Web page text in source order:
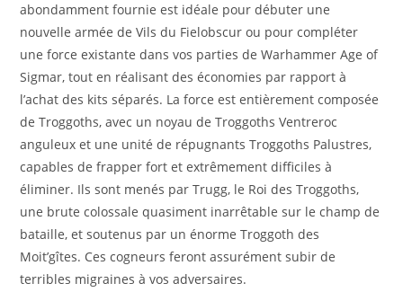
abondamment fournie est idéale pour débuter une
nouvelle armée de Vils du Fielobscur ou pour compléter
une force existante dans vos parties de Warhammer Age of
Sigmar, tout en réalisant des économies par rapport à
l’achat des kits séparés. La force est entièrement composée
de Troggoths, avec un noyau de Troggoths Ventreroc
anguleux et une unité de répugnants Troggoths Palustres,
capables de frapper fort et extrêmement difficiles à
éliminer. Ils sont menés par Trugg, le Roi des Troggoths,
une brute colossale quasiment inarrêtable sur le champ de
bataille, et soutenus par un énorme Troggoth des
Moit’gîtes. Ces cogneurs feront assurément subir de
terribles migraines à vos adversaires.